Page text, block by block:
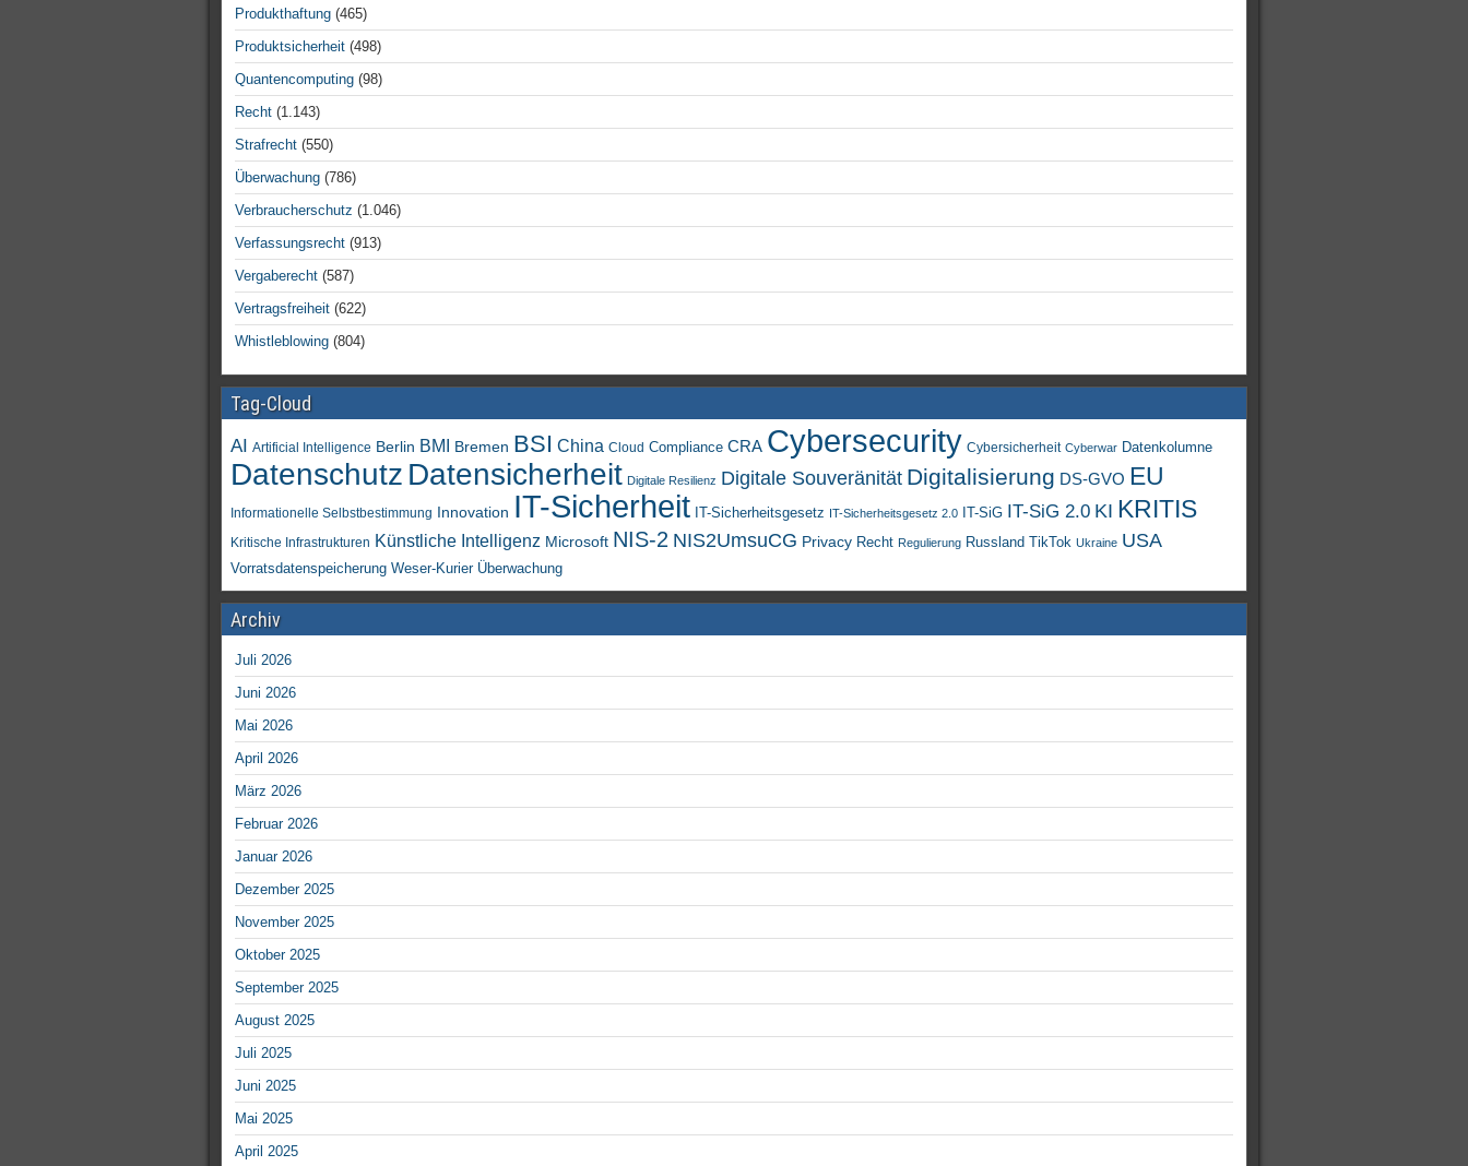
Produkthaftung (465)
Produktsicherheit (498)
Quantencomputing (98)
Recht (1.143)
Strafrecht (550)
Überwachung (786)
Verbraucherschutz (1.046)
Verfassungsrecht (913)
Vergaberecht (587)
Vertragsfreiheit (622)
Whistleblowing (804)
Tag-Cloud
AI Artificial Intelligence Berlin BMI Bremen BSI China Cloud Compliance CRA Cybersecurity Cybersicherheit Cyberwar Datenkolumne
Datenschutz Datensicherheit Digitale Resilienz Digitale Souveränität Digitalisierung DS-GVO EU
Informationelle Selbstbestimmung Innovation IT-Sicherheit IT-Sicherheitsgesetz IT-Sicherheitsgesetz 2.0 IT-SiG IT-SiG 2.0 KI KRITIS
Kritische Infrastrukturen Künstliche Intelligenz Microsoft NIS-2 NIS2UmsuCG Privacy Recht Regulierung Russland TikTok Ukraine USA
Vorratsdatenspeicherung Weser-Kurier Überwachung
Archiv
Juli 2026
Juni 2026
Mai 2026
April 2026
März 2026
Februar 2026
Januar 2026
Dezember 2025
November 2025
Oktober 2025
September 2025
August 2025
Juli 2025
Juni 2025
Mai 2025
April 2025